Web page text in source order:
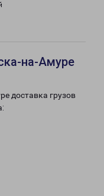
на-Амуре
доставка грузов